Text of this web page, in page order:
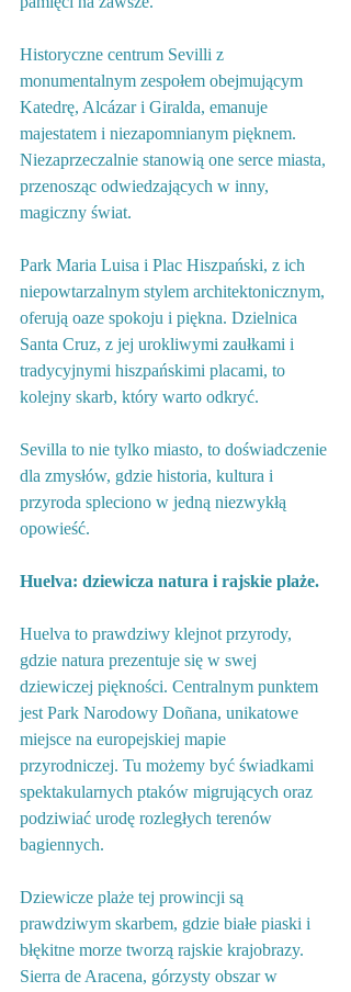
Historyczne centrum Sevilli z
monumentalnym zespołem obejmującym
Katedrę, Alcázar i Giralda, emanuje
majestatem i niezapomnianym pięknem.
Niezaprzeczalnie stanowią one serce miasta,
przenosząc odwiedzających w inny,
magiczny świat.
Park Maria Luisa i Plac Hiszpański, z ich
niepowtarzalnym stylem architektonicznym,
oferują oaze spokoju i piękna. Dzielnica
Santa Cruz, z jej urokliwymi zaułkami i
tradycyjnymi hiszpańskimi placami, to
kolejny skarb, który warto odkryć.
Sevilla to nie tylko miasto, to doświadczenie
dla zmysłów, gdzie historia, kultura i
przyroda spleciono w jedną niezwykłą
opowieść.
Huelva: dziewicza natura i rajskie plaże.
Huelva to prawdziwy klejnot przyrody,
gdzie natura prezentuje się w swej
dziewiczej piękności. Centralnym punktem
jest Park Narodowy Doñana, unikatowe
miejsce na europejskiej mapie
przyrodniczej. Tu możemy być świadkami
spektakularnych ptaków migrujących oraz
podziwiać urodę rozległych terenów
bagiennych.
Dziewicze plaże tej prowincji są
prawdziwym skarbem, gdzie białe piaski i
błękitne morze tworzą rajskie krajobrazy.
Sierra de Aracena, górzysty obszar w